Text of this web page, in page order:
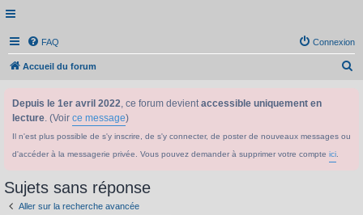
FAQ Connexion
Accueil du forum
Depuis le 1er avril 2022, ce forum devientaccessible uniquement en
lecture. (Voir ce message)
Il n'est plus possible de s'y inscrire, de s'y connecter, de poster de nouveaux messages ou
d'accéder à la messagerie privée. Vous pouvez demander à supprimer votre compte ici
Sujets sans réponse
Aller sur la recherche avancée